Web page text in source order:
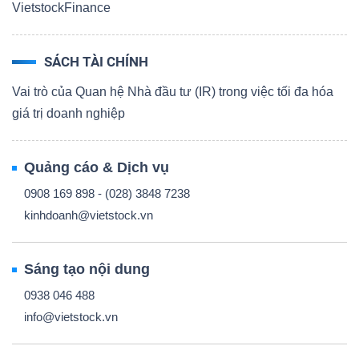
VietstockFinance
SÁCH TÀI CHÍNH
Vai trò của Quan hệ Nhà đầu tư (IR) trong việc tối đa hóa
giá trị doanh nghiệp
Quảng cáo & Dịch vụ
0908 169 898 - (028) 3848 7238
kinhdoanh@vietstock.vn
Sáng tạo nội dung
0938 046 488
info@vietstock.vn